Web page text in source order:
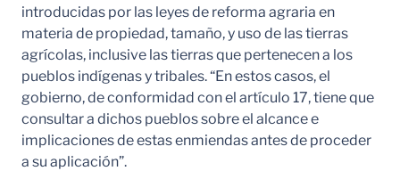
introducidas por las leyes de reforma agraria en
materia de propiedad, tamaño, y uso de las tierras
agrícolas, inclusive las tierras que pertenecen a los
pueblos indígenas y tribales. “En estos casos, el
gobierno, de conformidad con el artículo 17, tiene que
consultar a dichos pueblos sobre el alcance e
implicaciones de estas enmiendas antes de proceder
a su aplicación”.